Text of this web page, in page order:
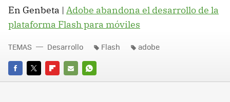
En Genbeta | Adobe abandona el desarrollo de la
plataforma Flash para móviles
FACEBOOK
TWITTERFLIPBOARD
E-
WHATSAPP
TEMAS Desarrollo Flash adobe